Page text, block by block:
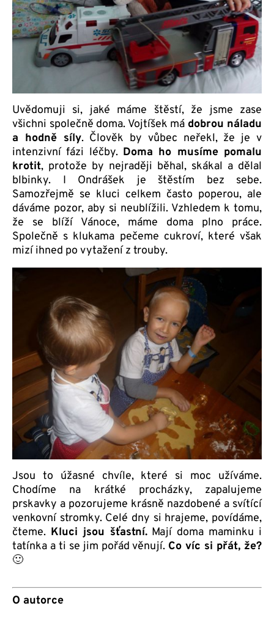
Uvědomuji si, jaké máme štěstí, že jsme zase
všichni společně doma. Vojtíšek má dobrou náladu
a hodně síly. Člověk by vůbec neřekl, že je v
intenzivní fázi léčby. Doma ho musíme pomalu
krotit, protože by nejraději běhal, skákal a dělal
blbinky. I Ondrášek je štěstím bez sebe.
Samozřejmě se kluci celkem často poperou, ale
dáváme pozor, aby si neublížili. Vzhledem k tomu,
že se blíží Vánoce, máme doma plno práce.
Společně s klukama pečeme cukroví, které však
mizí ihned po vytažení z trouby.
Jsou to úžasné chvíle, které si moc užíváme.
Chodíme na krátké procházky, zapalujeme
prskavky a pozorujeme krásně nazdobené a svítící
venkovní stromky. Celé dny si hrajeme, povídáme,
čteme. Kluci jsou šťastní.Mají doma maminku i
tatínka a ti se jim pořád věnují. Co víc si přát, že?
🙂
O autorce